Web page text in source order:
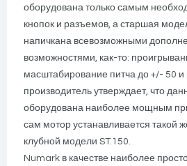
оборудована только самым
кнопок и разъемов, а старшая
напичкана всевозможными
возможностями, как-то:
масштабирование питча до +/- 50 и
производитель утверждает, что
оборудована наиболее мощным
сам мотор устанавливается такой
клубной модели ST.150.
Numark в качестве наиболее